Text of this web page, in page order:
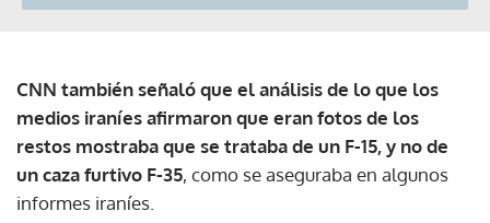
CNN también señaló que el análisis de lo que los
medios iraníes afirmaron que eran fotos de los
restos mostraba que se trataba de un F-15, y no de
un caza furtivo F-35, como se aseguraba en algunos
informes iraníes.